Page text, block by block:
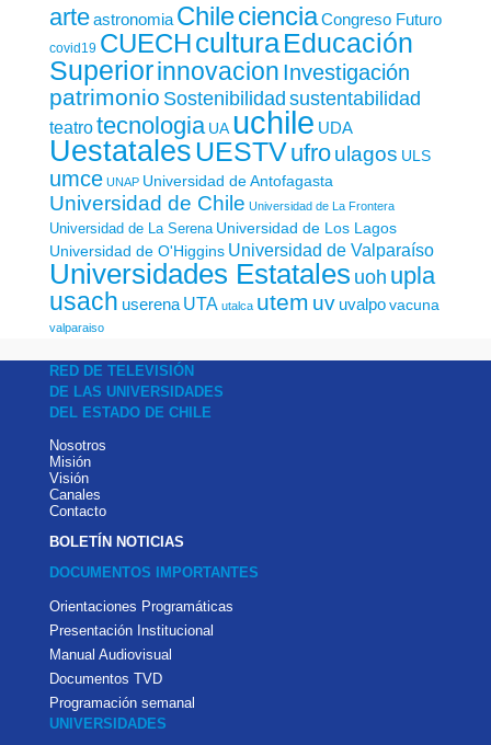
arteastronomia Chileciencia Congreso Futuro
covid19 CUECHculturaEducación
Superiorinnovacion Investigación
patrimonio Sostenibilidad sustentabilidad
teatrotecnologia UA uchile UDA
Uestatales UESTVufroulagos ULS
umce UNAP Universidad de Antofagasta
Universidad de Chile Universidad de La Frontera
Universidad de La Serena Universidad de Los Lagos
Universidad de O'Higgins Universidad de Valparaíso
Universidades Estatales uoh upla
usach userena UTA utalca utem uv uvalpo vacuna
valparaiso
RED DE TELEVISIÓN
DE LAS UNIVERSIDADES
DEL ESTADO DE CHILE
Nosotros
Misión
Visión
Canales
Contacto
BOLETÍN NOTICIAS
DOCUMENTOS IMPORTANTES
Orientaciones Programáticas
Presentación Institucional
Manual Audiovisual
Documentos TVD
Programación semanal
UNIVERSIDADES